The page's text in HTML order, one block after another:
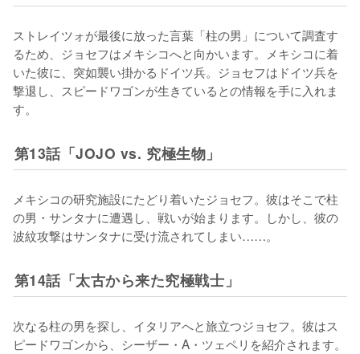
ストレイツォが最後に放った言葉「柱の男」について調査す
るため、ジョセフはメキシコへと向かいます。メキシコに着
いた彼に、突如襲い掛かるドイツ兵。ジョセフはドイツ兵を
撃退し、スピードワゴンが生きているとの情報を手に入れま
す。
第13話「JOJO vs. 究極生物」
メキシコの研究施設にたどり着いたジョセフ。彼はそこで柱
の男・サンタナに遭遇し、戦いが始まります。しかし、彼の
波紋攻撃はサンタナに受け流されてしまい……。
第14話「太古から来た究極戦士」
次なる柱の男を探し、イタリアへと旅立つジョセフ。彼はス
ピードワゴンから、シーザー・A・ツェペリを紹介されます。